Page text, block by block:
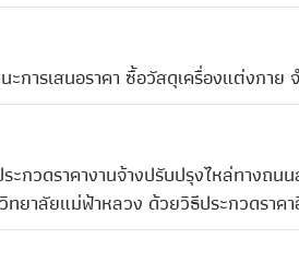
การเสนอราคา ซื้อวัสดุเครื่องแต่งกาย
กวดราคางานจ้างปรับปรุงไหล่ทางถน
ยาลัยแม่ฟ้าหลวง ด้วยวิธีประกวดราค